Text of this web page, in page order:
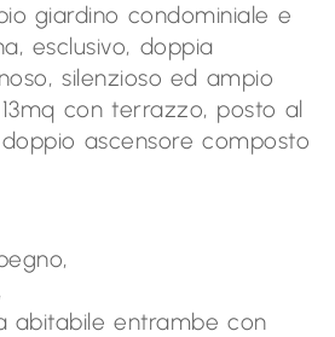
giardino condominiale e
esclusivo, doppia
silenzioso ed ampio
con terrazzo, posto al
ascensore composto
abitabile entrambe con